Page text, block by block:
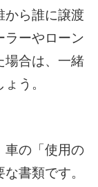
から誰に譲渡
ラーやローン
場合は、一緒
う。
車の「使用の
書類です。